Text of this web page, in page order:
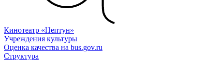
Кинотеатр «Нептун»
Учреждения культуры
Оценка качества на bus.gov.ru
Структура